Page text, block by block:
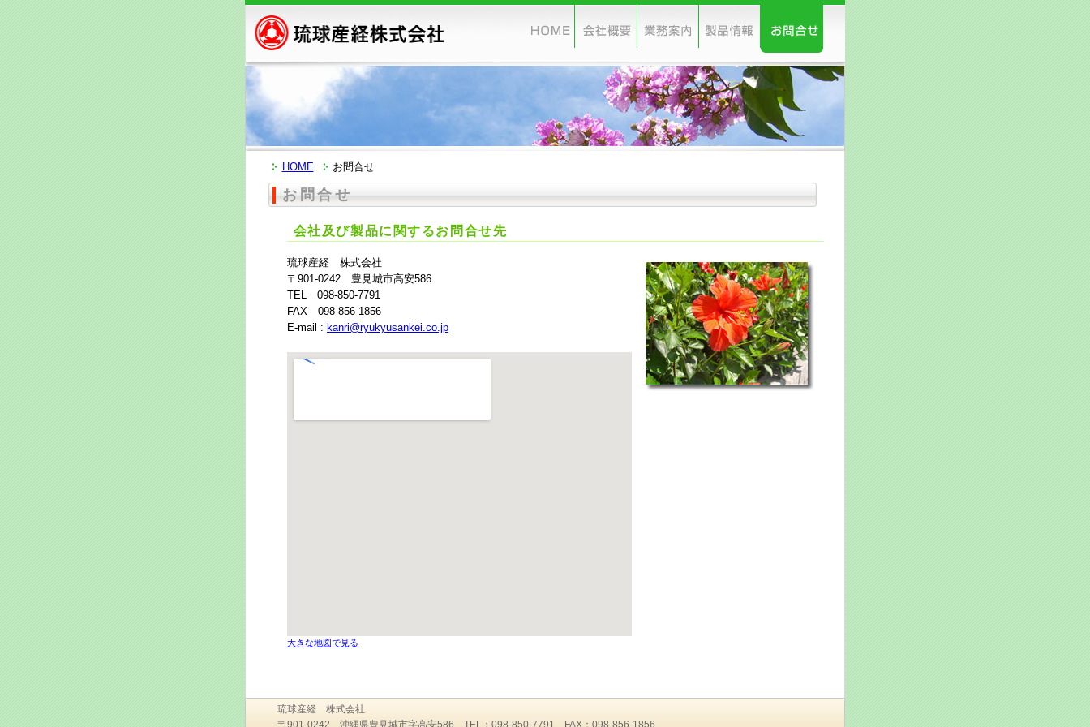
HOME お問合せ
お問合せ
会社及び製品に関するお問合せ先
琉球産経 株式会社
〒901-0242 豊見城市高安586
TEL 098-850-7791
FAX 098-856-1856
E-mail : kanri@ryukyusankei.co.jp
大きな地図で見る
琉球産経 株式会社
〒901-0242 沖縄県豊見城市字高安586 TEL：098-850-7791 FAX：098-856-1856